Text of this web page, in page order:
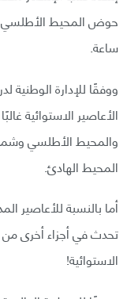
ساعة.
ووفقًا للإدارة
الأعاصير الاستوائية
والمحيط الأطلسي
المحيط الهادئ.
أما بالنسبة للأعاصير
تحدث في أجزاء أخرى من
الاستوائية!